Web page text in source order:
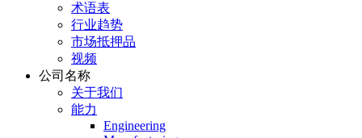
术语表
行业趋势
市场抵押品
视频
公司名称
关于我们
能力
Engineering